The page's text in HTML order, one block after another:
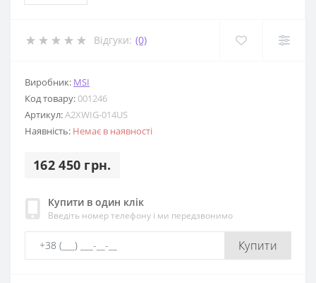
Відгуки: (0)
Виробник: MSI
Код товару:001246
Артикул:A2XWIG-014US
Наявність: Немає в наявності
162 450 грн.
Купити в один клік
Введіть номер телефону і ми передзвонимо
Купити